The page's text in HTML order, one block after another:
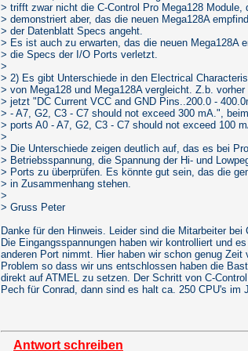
> trifft zwar nicht die C-Control Pro Mega128 Module,
> demonstriert aber, das die neuen Mega128A
> der Datenblatt Specs angeht.
> Es ist auch zu erwarten, das die neuen Mega128A
> die Specs der I/O Ports verletzt.
>
> 2) Es gibt Unterschiede in den Electrical
> von Mega128 und Mega128A vergleicht. Z.b.
> jetzt "DC Current VCC and GND Pins..200.0 -
> - A7, G2, C3 - C7 should not exceed 300 mA.",
> ports A0 - A7, G2, C3 - C7 should not exceed 100
>
> Die Unterschiede zeigen deutlich auf, das es bei
> Betriebsspannung, die Spannung der Hi- und
> Ports zu überprüfen. Es könnte gut sein, das die
> in Zusammenhang stehen.
>
> Gruss Peter
Danke für den Hinweis. Leider sind die Mitarbeiter
Die Eingangsspannungen haben wir kontrolliert und
anderen Port nimmt. Hier haben wir schon genug
Problem so dass wir uns entschlossen haben die
direkt auf ATMEL zu setzen. Der Schritt von C-
Pech für Conrad, dann sind es halt ca. 250 CPU's im
Antwort schreiben